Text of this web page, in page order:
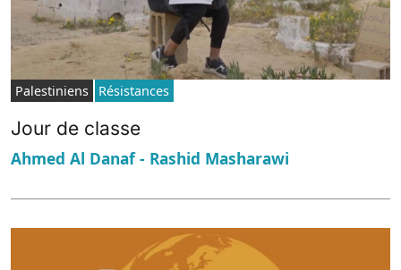
Palestiniens Résistances
Jour de classe
Ahmed Al Danaf - Rashid Masharawi